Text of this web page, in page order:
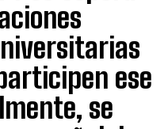
ese
se